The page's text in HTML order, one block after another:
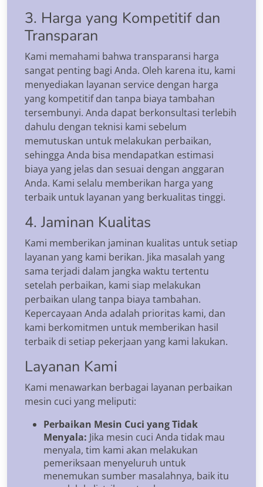
3. Harga yang Kompetitif dan
Transparan
Kami memahami bahwa transparansi harga
sangat penting bagi Anda. Oleh karena itu, kami
menyediakan layanan service dengan harga
yang kompetitif dan tanpa biaya tambahan
tersembunyi. Anda dapat berkonsultasi terlebih
dahulu dengan teknisi kami sebelum
memutuskan untuk melakukan perbaikan,
sehingga Anda bisa mendapatkan estimasi
biaya yang jelas dan sesuai dengan anggaran
Anda. Kami selalu memberikan harga yang
terbaik untuk layanan yang berkualitas tinggi.
4. Jaminan Kualitas
Kami memberikan jaminan kualitas untuk setiap
layanan yang kami berikan. Jika masalah yang
sama terjadi dalam jangka waktu tertentu
setelah perbaikan, kami siap melakukan
perbaikan ulang tanpa biaya tambahan.
Kepercayaan Anda adalah prioritas kami, dan
kami berkomitmen untuk memberikan hasil
terbaik di setiap pekerjaan yang kami lakukan.
Layanan Kami
Kami menawarkan berbagai layanan perbaikan
mesin cuci yang meliputi:
Perbaikan Mesin Cuci yang Tidak
Menyala: Jika mesin cuci Anda tidak mau
menyala, tim kami akan melakukan
pemeriksaan menyeluruh untuk
menemukan sumber masalahnya, baik itu